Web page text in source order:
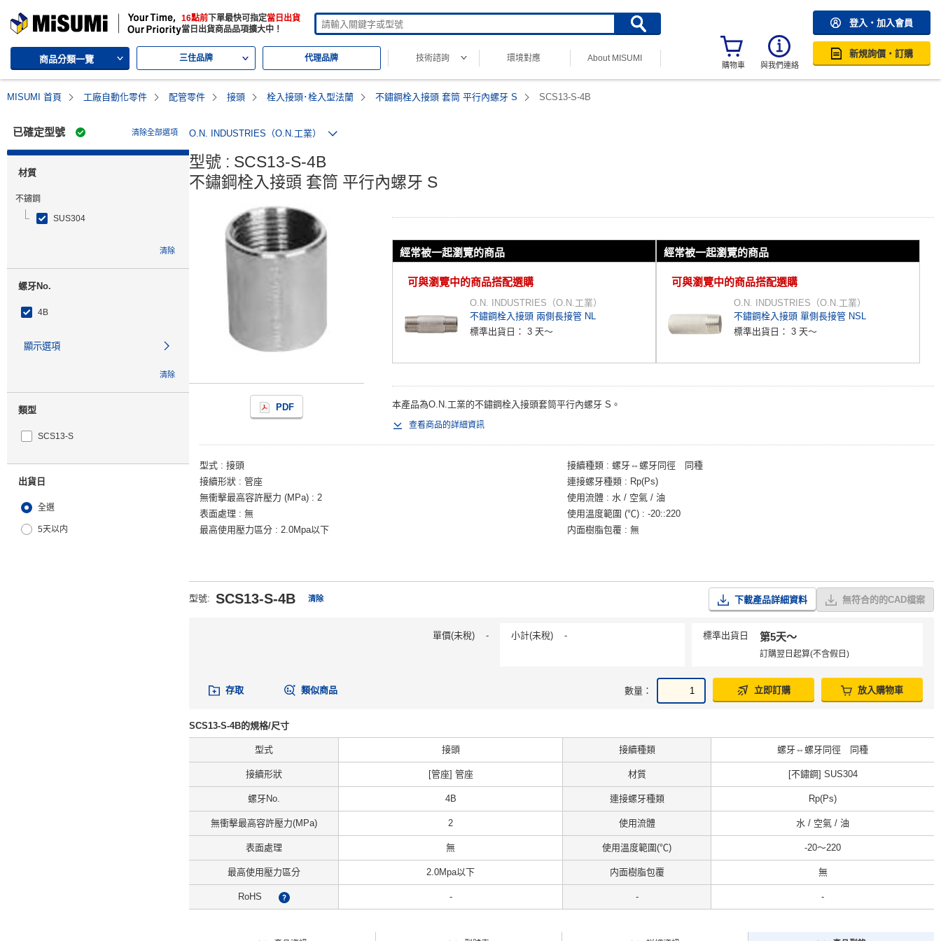
MISUMI | Your Time, Our Priority 16點前 下單最快可指定當日出貨
當日出貨商品品項擴大中！
商品分類一覽 三住品牌 代理品牌 技術諮詢 環境對應 About MISUMI
登入・加入會員
購物車 與我們連絡
新規詢價・訂購
MISUMI 首頁 工廠自動化零件 配管零件 接頭 栓入接頭･栓入型法蘭 不鏽鋼栓入接頭 套筒 平行內螺牙 S SCS13-S-4B
已確定型號 清除全部選項
材質
不鏽鋼
SUS304
清除
螺牙No.
4B
顯示選項
清除
類型
SCS13-S
出貨日
全選
5天以内
O.N. INDUSTRIES（O.N.工業）
型號 : SCS13-S-4B
不鏽鋼栓入接頭 套筒 平行內螺牙 S
PDF
經常被一起瀏覽的商品
可與瀏覽中的商品搭配選購
O.N. INDUSTRIES（O.N.工業）
不鏽鋼栓入接頭 兩側長接管 NL
標準出貨日： 3 天～
經常被一起瀏覽的商品
可與瀏覽中的商品搭配選購
O.N. INDUSTRIES（O.N.工業）
不鏽鋼栓入接頭 單側長接管 NSL
標準出貨日： 3 天～
本產品為O.N.工業的不鏽鋼栓入接頭套筒平行內螺牙 S。
查看商品的詳細資訊
型式 接頭 接續種類
螺牙⇔螺牙同徑 同種
接續形狀
管座 連接螺牙種類
Rp(Ps)
無衝擊最高容許壓力 (MPa)
2 使用流體
水 / 空氣 / 油
表面處理
無 使用溫度範圍 (℃)
-20::220
最高使用壓力區分
2.0Mpa以下 内面樹脂包覆 無
型號: SCS13-S-4B 清除 下載產品詳細資料 無符合的的CAD檔案
單價(未稅) - 小計(未稅) - 標準出貨日 第5天〜
訂購翌日起算(不含假日)
存取 類似商品 數量： 立即訂購 放入購物車
SCS13-S-4B的規格/尺寸
型式 接頭 接續種類 螺牙⇔螺牙同徑 同種
接續形狀 [管座] 管座 材質 [不鏽鋼] SUS304
螺牙No. 4B 連接螺牙種類 Rp(Ps)
無衝擊最高容許壓力(MPa) 2 使用流體 水 / 空氣 / 油
表面處理 無 使用溫度範圍(℃) -20～220
最高使用壓力區分 2.0Mpa以下 内面樹脂包覆 無
RoHS ? - - -